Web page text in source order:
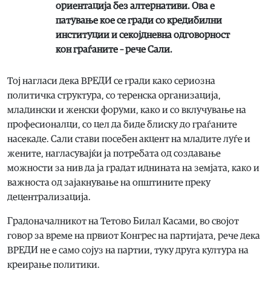
ориентација без алтернативи. Ова е
патување кое се гради со кредибилни
институции и секојдневна одговорност
кон граѓаните – рече Сали.
Тој нагласи дека ВРЕДИ се гради како сериозна
политичка структура, со теренска организација,
младински и женски форуми, како и со вклучување на
професионалци, со цел да биде блиску до граѓаните
насекаде. Сали стави посебен акцент на младите луѓе и
жените, нагласувајќи ја потребата од создавање
можности за нив да ја градат иднината на земјата, како и
важноста од зајакнување на општините преку
децентрализација.
Градоначалникот на Тетово Билал Касами, во својот
говор за време на првиот Конгрес на партијата, рече дека
ВРЕДИ не е само сојуз на партии, туку друга култура на
креирање политики.